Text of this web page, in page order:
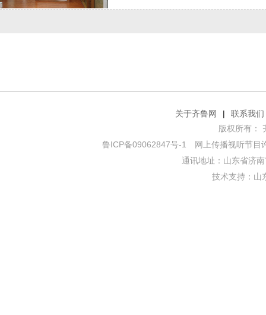
关于齐鲁网 |
联系我们
版权所有：
鲁ICP备09062847号-1
网上传播视听节目
通讯地址：山东省济
技术支持： 山